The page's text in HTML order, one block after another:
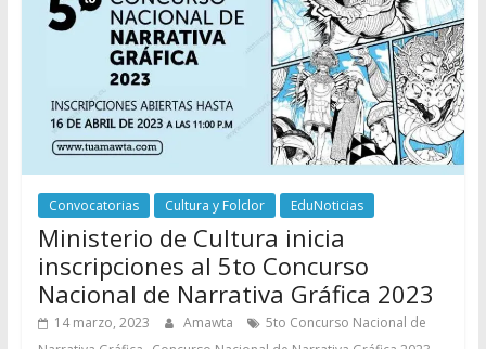
Convocatorias Cultura y Folclor EduNoticias
Ministerio de Cultura inicia
inscripciones al 5to Concurso
Nacional de Narrativa Gráfica 2023
14 marzo, 2023 Amawta
5to Concurso Nacional de